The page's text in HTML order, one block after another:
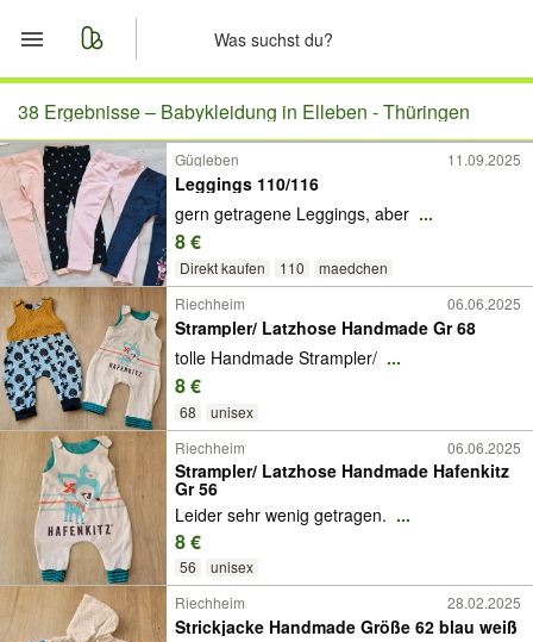
Start
Merkliste
Nachrichten
Anzeige aufgeben
38 Ergebnisse – Babykleidung in Elleben - Thüringen
Gügleben 11.09.2025
Leggings 110/116
gern getragene Leggings, aber ...
8 €
Direkt kaufen 110
maedchen
Riechheim
06.06.2025
Strampler/ Latzhose Handmade Gr 68
tolle Handmade Strampler/ ...
8 €
68
unisex
Riechheim
06.06.2025
Strampler/ Latzhose Handmade Hafenkitz
Gr 56
Leider sehr wenig getragen. ...
8 €
56
unisex
Riechheim
28.02.2025
Strickjacke Handmade Größe 62 blau weiß